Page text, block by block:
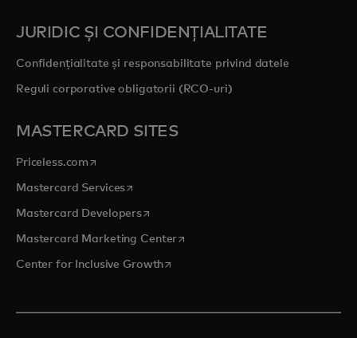
JURIDIC ȘI CONFIDENȚIALITATE
Confidențialitate și responsabilitate privind datele
Reguli corporative obligatorii (RCO-uri)
MASTERCARD SITES
Priceless.com opens in a new tab
Mastercard Servicesopens in a new tab
Mastercard Developersopens in a new tab
Mastercard Marketing Centeropens in a new tab
Center for Inclusive Growthopens in a new tab